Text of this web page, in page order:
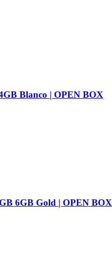
Blanco | OPEN BOX
6GB Gold | OPEN BOX